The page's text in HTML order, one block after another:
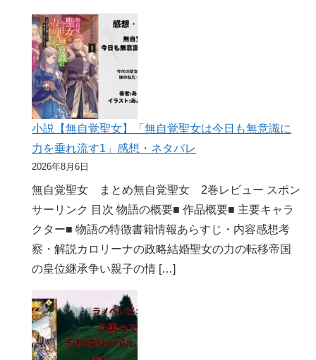
小説【無自覚聖女】「無自覚聖女は今日も無意識に
力を垂れ流す1」感想・ネタバレ
2026年8月6日
無自覚聖女 まとめ無自覚聖女 2巻レビュー スポン
サーリンク 目次 物語の概要■ 作品概要■ 主要キャラ
クター■ 物語の特徴書籍情報あらすじ・内容感想考
察・解説カロリーナの政略結婚聖女の力の転移帝国
の皇位継承争い親子の情 […]